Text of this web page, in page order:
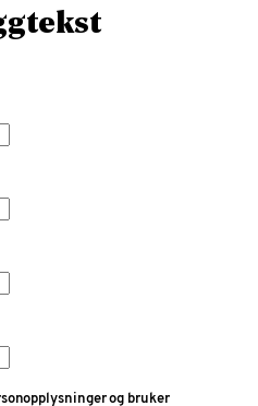
og bruker